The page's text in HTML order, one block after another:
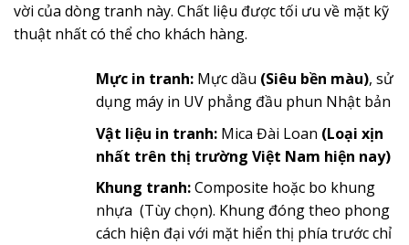
vời của dòng tranh này. Chất liệu được tối ưu về mặt kỹ
thuật nhất có thể cho khách hàng.
Mực in tranh:Mực dầu (Siêu bền màu), sử
dụng máy in UV phẳng đầu phun Nhật bản
Vật liệu in tranh:Mica Đài Loan (Loại xịn
nhất trên thị trường Việt Nam hiện nay)
Khung tranh:Composite hoặc bo khung
nhựa (Tùy chọn). Khung đóng theo phong
cách hiện đại với mặt hiển thị phía trước chỉ